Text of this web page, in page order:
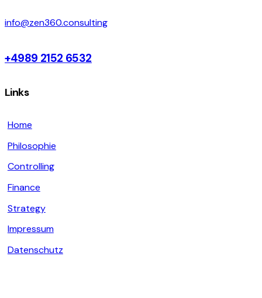
info@zen360.consulting
+4989 2152 6532
Links
Home
Philosophie
Controlling
Finance
Strategy
Impressum
Datenschutz